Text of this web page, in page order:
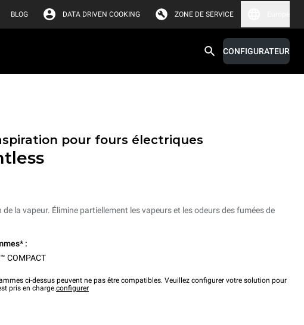
BLOG DATA DRIVEN COOKING ZONE DE SERVICE
CONFIGURATEUR
pour fours électriques
la vapeur. Élimine partiellement les vapeurs et les odeurs des fumées de
:
COMPACT
ci-dessus peuvent ne pas être compatibles. Veuillez configurer votre solution pour
pris en charge.configurer